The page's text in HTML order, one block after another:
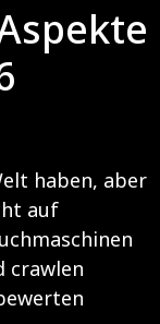
haben, aber
auf
crawlen